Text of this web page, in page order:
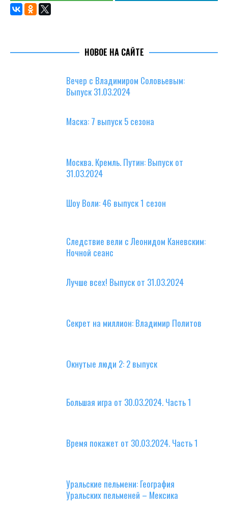
НОВОЕ НА САЙТЕ
Вечер с Владимиром Соловьевым:
Выпуск 31.03.2024
Маска: 7 выпуск 5 сезона
Москва. Кремль. Путин: Выпуск от
31.03.2024
Шоу Воли: 46 выпуск 1 сезон
Следствие вели с Леонидом Каневским:
Ночной сеанс
Лучше всех! Выпуск от 31.03.2024
Секрет на миллион: Владимир Политов
Окнутые люди 2: 2 выпуск
Большая игра от 30.03.2024. Часть 1
Время покажет от 30.03.2024. Часть 1
Уральские пельмени: География
Уральских пельменей – Мексика